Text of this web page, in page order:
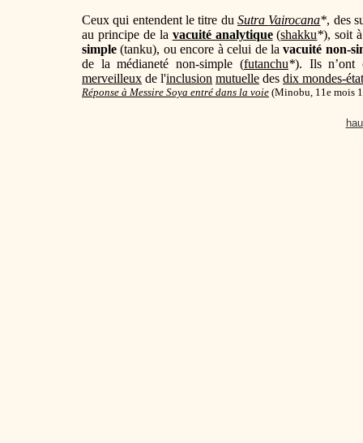
Ceux qui entendent le titre duSutra Vairocana*, des
au principe de la vacuité analytique(shakku*), soit
simple (tanku), ou encore à celui de lavacuité non-
de la médianeté non-simple (futanchu*). Ils n’ont
merveilleux de l'inclusion mutuelle des dix mondes-
Réponse à Messire Soya entré dans la voie (Minobu, 11e mois